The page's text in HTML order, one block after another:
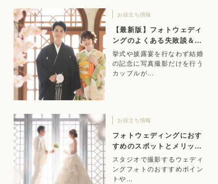
お役立ち情報
【最新版】フォトウェディ
ングのよくある失敗談＆成
功のヒント
挙式や披露宴を行なわず結婚
の記念に写真撮影だけを行う
カップルが…
お役立ち情報
フォトウェディングにおす
すめのスポットとメリット
をご紹介！
スタジオで撮影するウェディ
ングフォトのおすすめポイン
トや…